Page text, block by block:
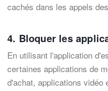
cachés dans les appels
4. Bloquer les
En utilisant l'application
certaines applications de
d'achat, applications vidéo